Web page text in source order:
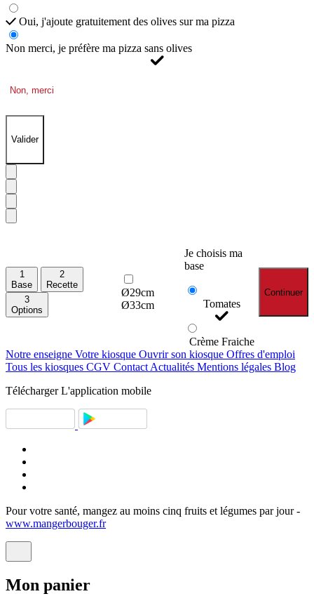
Oui, j'ajoute gratuitement des olives sur ma pizza
Non merci, je préfère ma pizza sans olives
Non, merci
Valider
1
Base
2
Recette
3
Options
Ø29cm
Ø33cm
Je choisis ma
base
Tomates
Crème Fraiche
Continuer
Notre enseigne Votre kiosque Ouvrir son kiosque Offres d'emploi
Tous les kiosques CGV Contact Actualités Mentions légales Blog
Télécharger L'application mobile
Pour votre santé, mangez au moins cinq fruits et légumes par jour -
www.mangerbouger.fr
Mon panier